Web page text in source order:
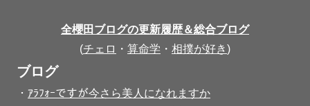
全櫻田ブログの更新履歴＆総合ブログ
(チェロ ・ 算命学 ・ 相撲が好き)
ブログ
・ ｱﾗﾌｫｰですが今さら美人になれますか